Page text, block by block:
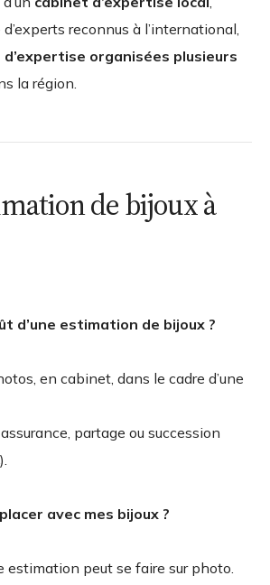
d’experts reconnus à l’international,
d’expertise organisées plusieurs
la région.
de bijoux à
d’une estimation de bijoux ?
en cabinet, dans le cadre d’une
partage ou succession
avec mes bijoux ?
estimation peut se faire sur photo.